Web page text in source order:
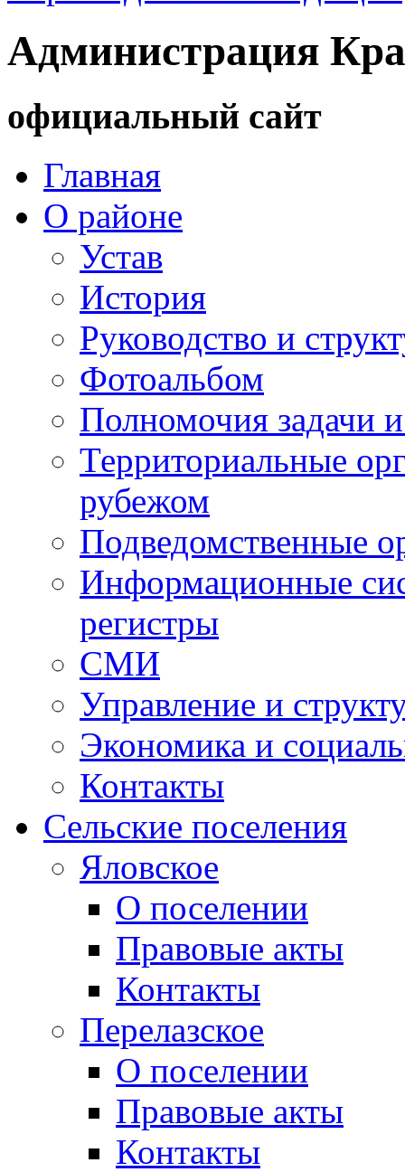
Администрация
официальный сайт
Главная
О районе
Устав
История
Руководство и
Фотоальбом
Полномочия задачи
Территориальные
рубежом
Подведомственные
Информационные
регистры
СМИ
Управление и
Экономика и
Контакты
Сельские поселения
Яловское
О поселении
Правовые акты
Контакты
Перелазское
О поселении
Правовые акты
Контакты